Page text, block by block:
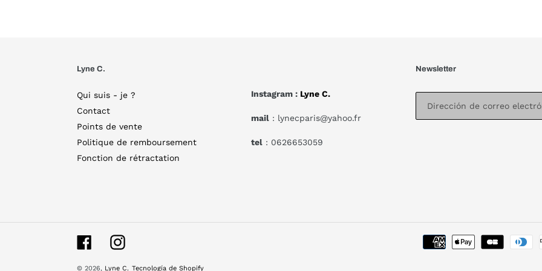
Lyne C.
Qui suis - je ?
Contact
Points de vente
Politique de remboursement
Fonction de rétractation
Instagram : Lyne C.
mail: lynecparis@yahoo.fr
tel: 0626653059
Newsletter
FacebookInstagram
© 2026, Lyne C. Tecnología de Shopify